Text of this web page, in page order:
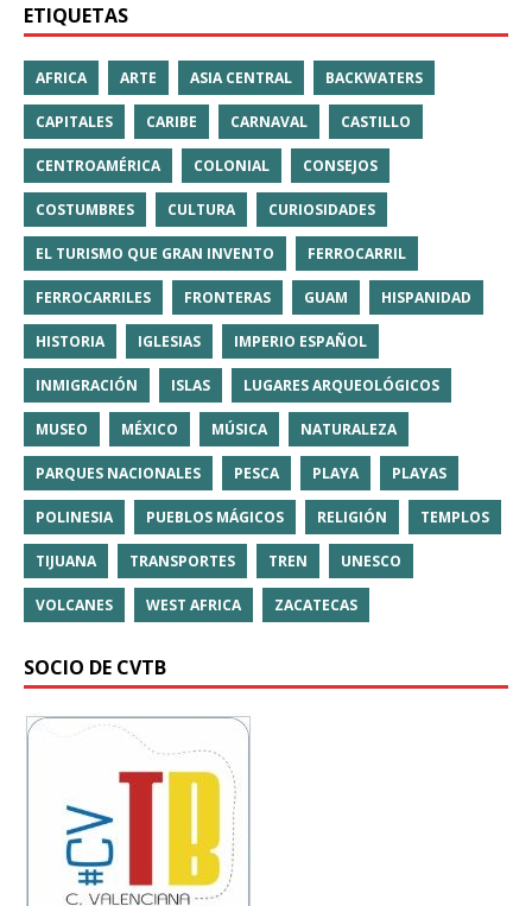
ETIQUETAS
AFRICA ARTE ASIA CENTRAL BACKWATERS
CAPITALES CARIBE CARNAVAL CASTILLO
CENTROAMÉRICA COLONIAL CONSEJOS
COSTUMBRES CULTURA CURIOSIDADES
EL TURISMO QUE GRAN INVENTO FERROCARRIL
FERROCARRILES FRONTERAS GUAM HISPANIDAD
HISTORIA IGLESIAS IMPERIO ESPAÑOL
INMIGRACIÓN ISLAS LUGARES ARQUEOLÓGICOS
MUSEO MÉXICO MÚSICA NATURALEZA
PARQUES NACIONALES PESCA PLAYA PLAYAS
POLINESIA PUEBLOS MÁGICOS RELIGIÓN TEMPLOS
TIJUANA TRANSPORTES TREN UNESCO
VOLCANES WEST AFRICA ZACATECAS
SOCIO DE CVTB